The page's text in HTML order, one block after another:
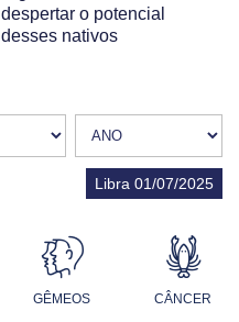
despertar o potencial
desses nativos
Libra 01/07/2025
GÊMEOS CÂNCER